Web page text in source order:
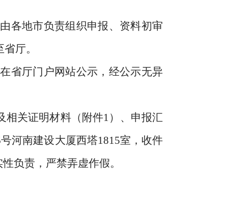
各地市负责组织申报、资料初审
厅。
省厅门户网站公示，经公示无异
关证明材料（附件1）、申报汇
河南建设大厦西塔1815室，收件
负责，严禁弄虚作假。